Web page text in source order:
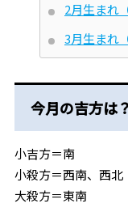
2月生ま
3月生まれ
今月の吉方は？
小吉方＝南
小殺方＝西南、西北
大殺方＝東南